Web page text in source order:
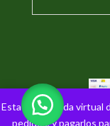
Esta es la tienda virtual
pedidos, y pagarlos
Pagina